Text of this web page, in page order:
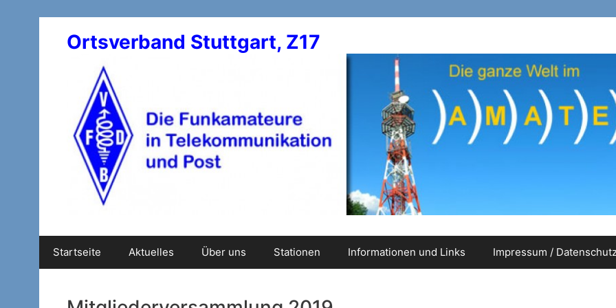
Ortsverband Stuttgart, Z17
Startseite Aktuelles Über uns Stationen Informationen und Links Impressum /